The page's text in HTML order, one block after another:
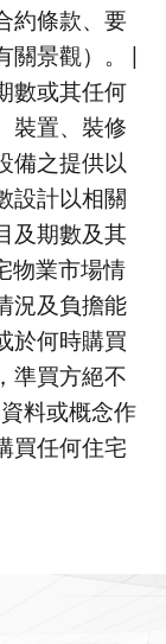
約條款、要
關景觀）。|
數或其任何
裝置、裝修
備之提供以
設計以相關
及期數及其
物業市場情
況及負擔能
於何時購買
準買方絕不
料或概念作
買任何住宅